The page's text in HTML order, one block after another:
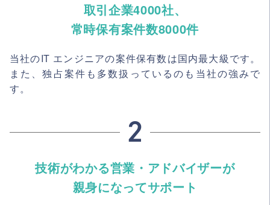
取引企業4000社、
常時保有案件数8000件
当社のIT エンジニアの案件保有数は国内最大級です。
また、独占案件も多数扱っているのも当社の強みで
す。
技術がわかる営業・アドバイザーが
親身になってサポート